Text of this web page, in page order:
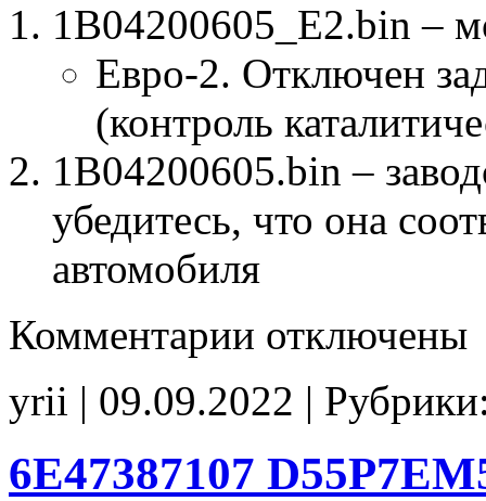
1B04200605_E2.bin –
Евро-2. Отключен
(контроль
1B04200605.bin –
убедитесь, что она
автомобиля
Комментарии записи
отключены
yrii | 09.09.2022 |
6E47387107